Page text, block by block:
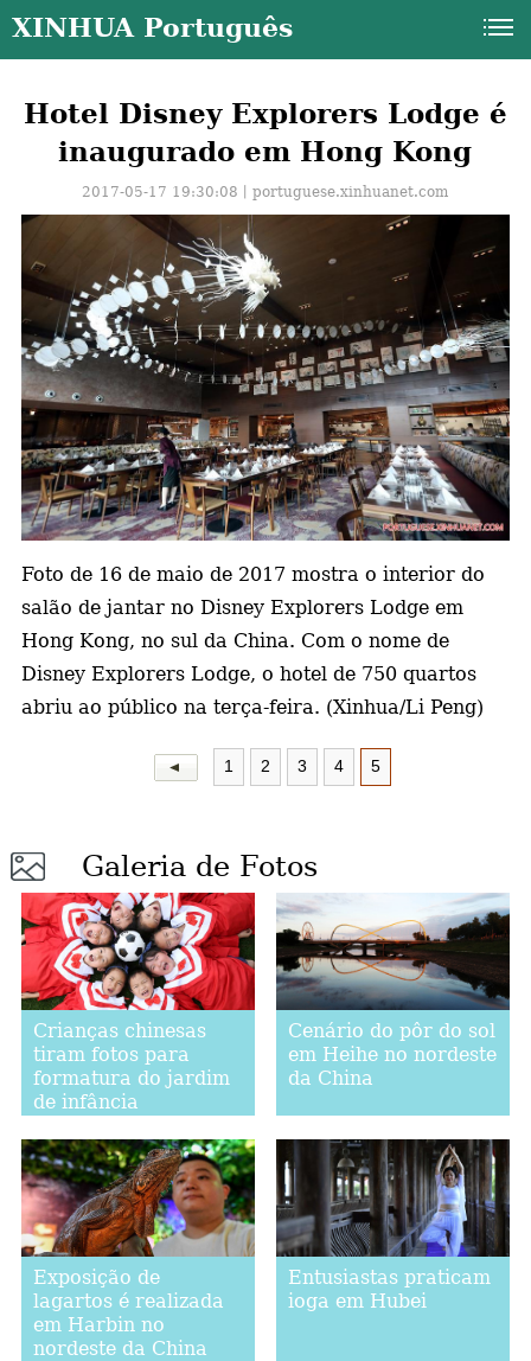
XINHUA Português
Hotel Disney Explorers Lodge é
inaugurado em Hong Kong
2017-05-17 19:30:08丨portuguese.xinhuanet.com
Foto de 16 de maio de 2017 mostra o interior do
salão de jantar no Disney Explorers Lodge em
Hong Kong, no sul da China. Com o nome de
Disney Explorers Lodge, o hotel de 750 quartos
abriu ao público na terça-feira. (Xinhua/Li Peng)
1 2 3 4 5
Galeria de Fotos
Crianças chinesas
tiram fotos para
formatura do jardim
de infância
Cenário do pôr do sol
em Heihe no nordeste
da China
Exposição de
lagartos é realizada
em Harbin no
nordeste da China
Entusiastas praticam
ioga em Hubei